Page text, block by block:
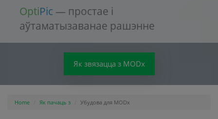
OptiPic — простае і
аўтаматызаванае рашэнне
Як звязацца з MODx
Home Як пачаць з Убудова для MODx